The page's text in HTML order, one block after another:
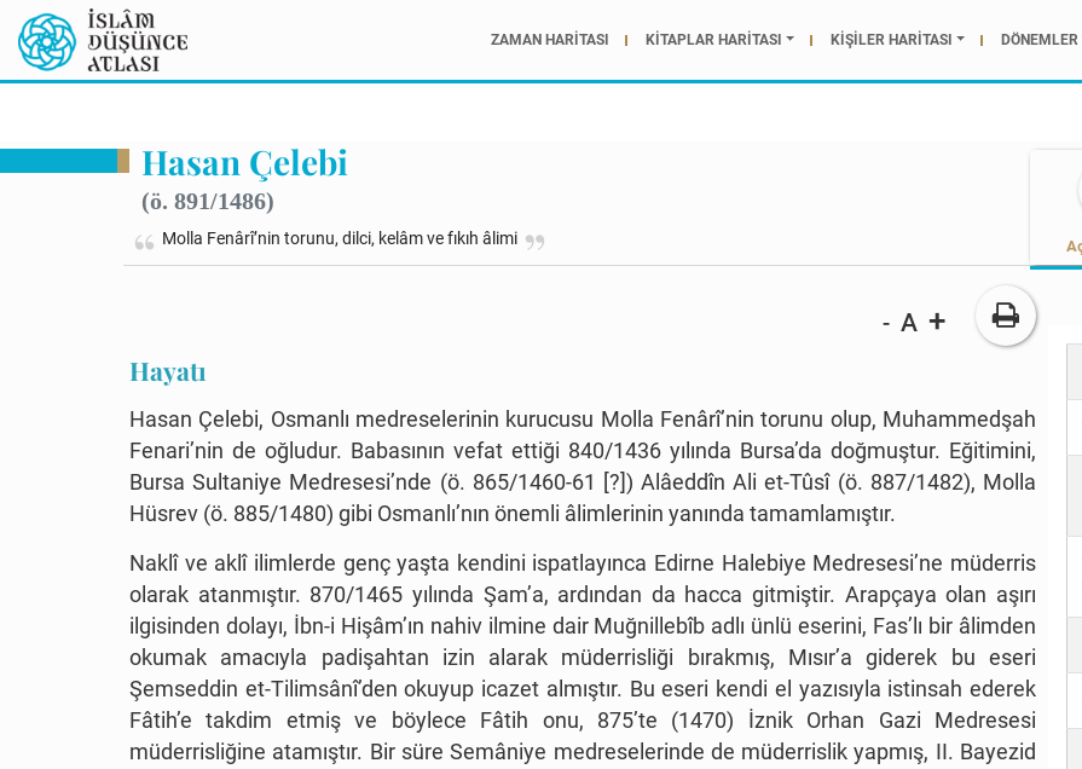
ZAMAN HARİTASI KİTAPLAR HARİTASI KİŞİLER HARİTASI
Hasan Çelebi
(ö. 891/1486)
Molla Fenârî’nin torunu, dilci, kelâm ve fıkıh âlimi
- A +
Hayatı
Hasan Çelebi, Osmanlı medreselerinin kurucusu Molla Fenârî’nin torunu olup, Muhammedşah
Fenari’nin de oğludur. Babasının vefat ettiği 840/1436 yılında Bursa’da doğmuştur. Eğitimini,
Bursa Sultaniye Medresesi’nde (ö. 865/1460-61 [?]) Alâeddîn Ali et-Tûsî (ö. 887/1482), Molla
Hüsrev (ö. 885/1480) gibi Osmanlı’nın önemli âlimlerinin yanında tamamlamıştır.
Naklî ve aklî ilimlerde genç yaşta kendini ispatlayınca Edirne Halebiye Medresesi’ne müderris
olarak atanmıştır. 870/1465 yılında Şam’a, ardından da hacca gitmiştir. Arapçaya olan aşırı
ilgisinden dolayı, İbn-i Hişâm’ın nahiv ilmine dair Muğnillebîb adlı ünlü eserini, Fas’lı bir âlimden
okumak amacıyla padişahtan izin alarak müderrisliği bırakmış, Mısır’a giderek bu eseri
Şemseddin et-Tilimsânî’den okuyup icazet almıştır. Bu eseri kendi el yazısıyla istinsah ederek
Fâtih’e takdim etmiş ve böylece Fâtih onu, 875’te (1470) İznik Orhan Gazi Medresesi
müderrisliğine atamıştır. Bir süre Semâniye medreselerinde de müderrislik yapmış, II. Bayezid